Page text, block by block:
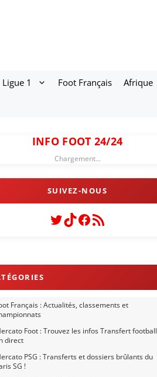
Ligue 1 Foot Français Afrique
INFO FOOT 24/24
Chargement...
Twitter
TikTok
Facebook
Flux RSS
Français : Actualités, classements et
Foot : Trouvez les infos Transfert football
direct
PSG : Transferts et dossiers brûlants du
SG !